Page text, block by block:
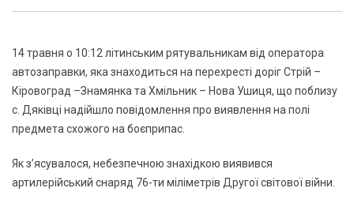
14 травня о 10:12 літинським рятувальникам від оператора
автозаправки, яка знаходиться на перехресті доріг Стрій –
Кіровоград –Знамянка та Хмільник – Нова Ушиця, що поблизу
с. Дяківці надійшло повідомлення про виявлення на полі
предмета схожого на боєприпас.
Як з’ясувалося, небезпечною знахідкою виявився
артилерійський снаряд 76-ти міліметрів Другої світової війни.